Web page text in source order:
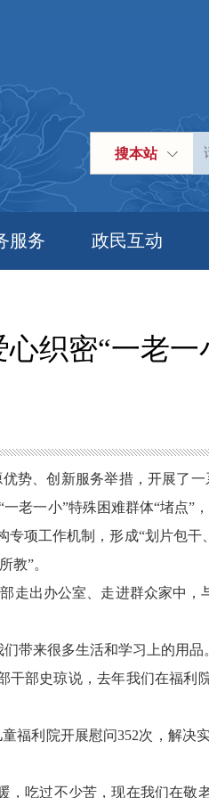
搜本站
服务 政民互动
织密“一老一
势、创新服务举措，开展了
老一小”特殊困难群体“堵点
项工作机制，形成“划片包
教”。
出办公室、走进群众家中
带来很多生活和学习上的用
部史琼说，去年我们在福
福利院开展慰问352次，解决
，吃过不少苦，现在我们在